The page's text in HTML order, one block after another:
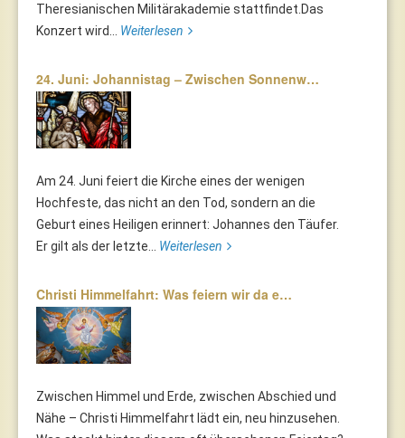
Theresianischen Militärakademie stattfindet.Das
Konzert wird... Weiterlesen
24. Juni: Johannistag – Zwischen Sonnenw…
Am 24. Juni feiert die Kirche eines der wenigen
Hochfeste, das nicht an den Tod, sondern an die
Geburt eines Heiligen erinnert: Johannes den Täufer.
Er gilt als der letzte... Weiterlesen
Christi Himmelfahrt: Was feiern wir da e…
Zwischen Himmel und Erde, zwischen Abschied und
Nähe – Christi Himmelfahrt lädt ein, neu hinzusehen.